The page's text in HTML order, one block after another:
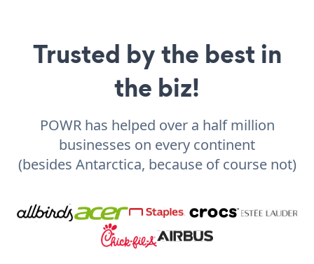
Trusted by the best in
the biz!
POWR has helped over a half million
businesses on every continent
(besides Antarctica, because of course not)